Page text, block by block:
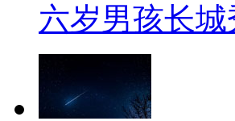
六岁男孩长